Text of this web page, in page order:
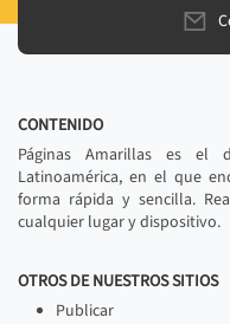
CONTENIDO
Páginas Amarillas es el
Latinoamérica, en el que
forma rápida y sencilla.
cualquier lugar y dispositivo.
OTROS DE NUESTROS SITIOS
Publicar